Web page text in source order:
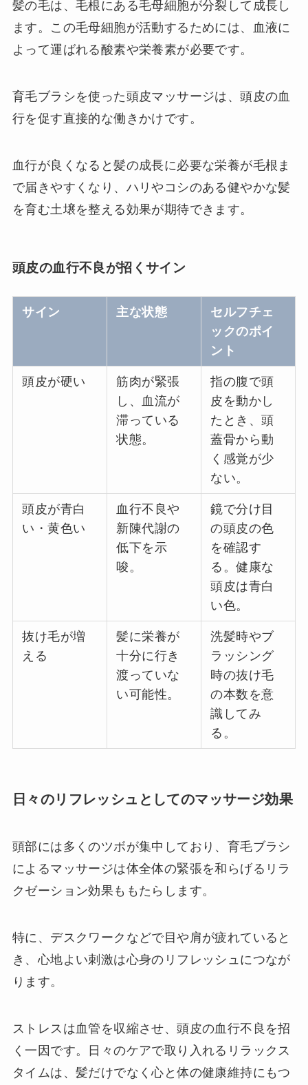
髪の毛は、毛根にある毛母細胞が分裂して成長し
ます。この毛母細胞が活動するためには、血液に
よって運ばれる酸素や栄養素が必要です。
育毛ブラシを使った頭皮マッサージは、頭皮の血
行を促す直接的な働きかけです。
血行が良くなると髪の成長に必要な栄養が毛根ま
で届きやすくなり、ハリやコシのある健やかな髪
を育む土壌を整える効果が期待できます。
頭皮の血行不良が招くサイン
サイン 主な状態
セルフチェ
ックのポイ
ント
頭皮が硬い
筋肉が緊張
し、血流が
滞っている
状態。
指の腹で頭
皮を動かし
たとき、頭
蓋骨から動
く感覚が少
ない。
頭皮が青白
い・黄色い
血行不良や
新陳代謝の
低下を示
唆。
鏡で分け目
の頭皮の色
を確認す
る。健康な
頭皮は青白
い色。
抜け毛が増
える
髪に栄養が
十分に行き
渡っていな
い可能性。
洗髪時やブ
ラッシング
時の抜け毛
の本数を意
識してみ
る。
日々のリフレッシュとしてのマッサージ効果
頭部には多くのツボが集中しており、育毛ブラシ
によるマッサージは体全体の緊張を和らげるリラ
クゼーション効果ももたらします。
特に、デスクワークなどで目や肩が疲れていると
き、心地よい刺激は心身のリフレッシュにつなが
ります。
ストレスは血管を収縮させ、頭皮の血行不良を招
く一因です。日々のケアで取り入れるリラックス
タイムは、髪だけでなく心と体の健康維持にもつ